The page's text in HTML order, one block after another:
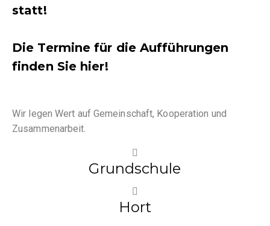
statt!
Die Termine für die Aufführungen
finden Sie hier!
Wir legen Wert auf Gemeinschaft, Kooperation und
Zusammenarbeit.
Grundschule
Hort